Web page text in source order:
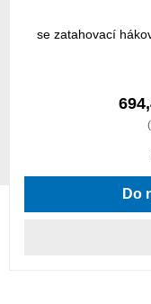
se zatahovací
Do